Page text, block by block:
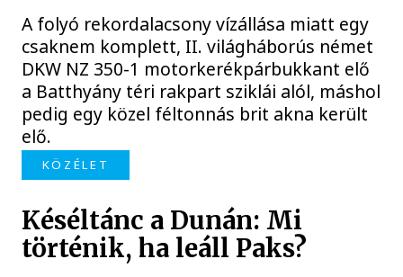
A folyó rekordalacsony vízállása miatt egy
csaknem komplett, II. világháborús német
DKW NZ 350-1 motorkerékpárbukkant elő
a Batthyány téri rakpart sziklái alól, máshol
pedig egy közel féltonnás brit akna került
elő.
KÖZÉLET
Késéltánc a Dunán: Mi
történik, ha leáll Paks?